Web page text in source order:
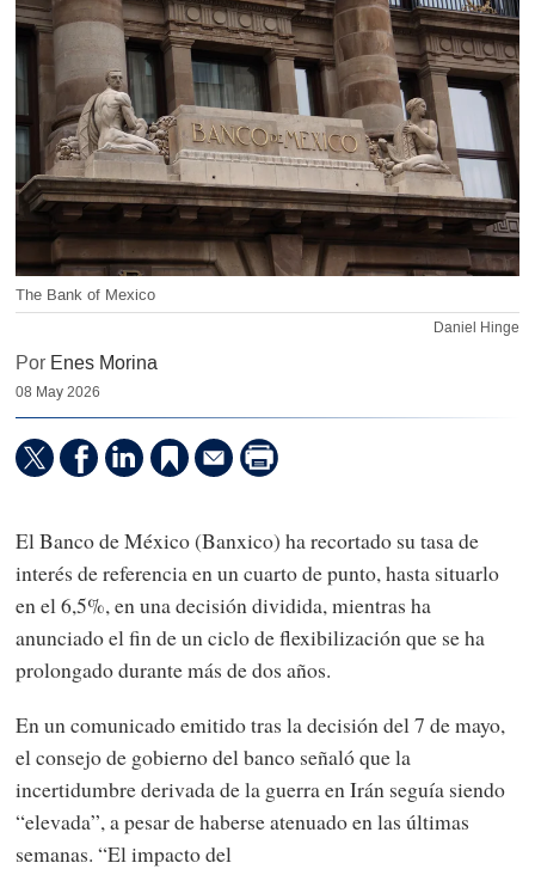
The Bank of Mexico
Daniel Hinge
Por Enes Morina
08 May 2026
El Banco de México (Banxico) ha recortado su tasa de
interés de referencia en un cuarto de punto, hasta situarlo
en el 6,5%, en una decisión dividida, mientras ha
anunciado el fin de un ciclo de flexibilización que se ha
prolongado durante más de dos años.
En un comunicado emitido tras la decisión del 7 de mayo,
el consejo de gobierno del banco señaló que la
incertidumbre derivada de la guerra en Irán seguía siendo
“elevada”, a pesar de haberse atenuado en las últimas
semanas. “El impacto del